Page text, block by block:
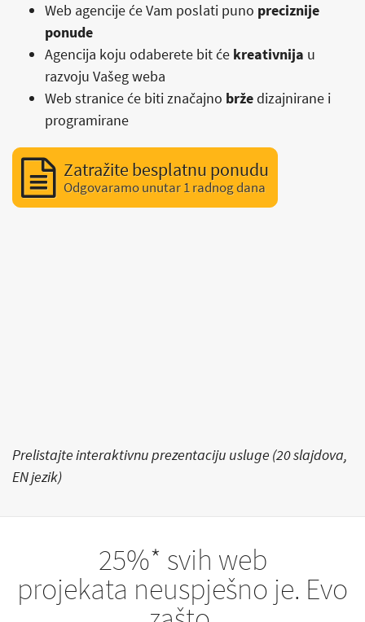
Web agencije će Vam poslati puno preciznije
ponude
Agencija koju odaberete bit će kreativnija u
razvoju Vašeg weba
Web stranice će biti značajno bržedizajnirane i
programirane
Zatražite besplatnu ponudu
Odgovaramo unutar 1 radnog dana
Prelistajte interaktivnu prezentaciju usluge (20 slajdova,
EN jezik)
25%* svih web
projekata neuspješno je. Evo